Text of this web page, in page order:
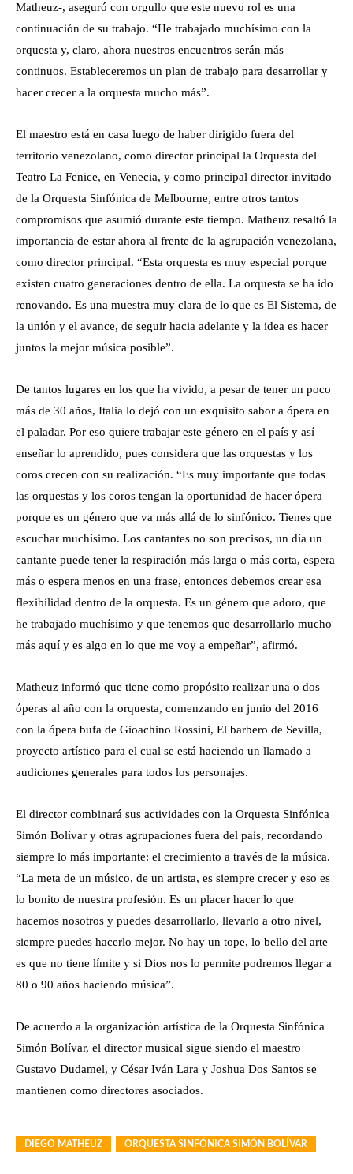
Matheuz-, aseguró con orgullo que este nuevo rol es una
continuación de su trabajo. “He trabajado muchísimo con la
orquesta y, claro, ahora nuestros encuentros serán más
continuos. Estableceremos un plan de trabajo para desarrollar y
hacer crecer a la orquesta mucho más”.
El maestro está en casa luego de haber dirigido fuera del
territorio venezolano, como director principal la Orquesta del
Teatro La Fenice, en Venecia, y como principal director invitado
de la Orquesta Sinfónica de Melbourne, entre otros tantos
compromisos que asumió durante este tiempo. Matheuz resaltó la
importancia de estar ahora al frente de la agrupación venezolana,
como director principal. “Esta orquesta es muy especial porque
existen cuatro generaciones dentro de ella. La orquesta se ha ido
renovando. Es una muestra muy clara de lo que es El Sistema, de
la unión y el avance, de seguir hacia adelante y la idea es hacer
juntos la mejor música posible”.
De tantos lugares en los que ha vivido, a pesar de tener un poco
más de 30 años, Italia lo dejó con un exquisito sabor a ópera en
el paladar. Por eso quiere trabajar este género en el país y así
enseñar lo aprendido, pues considera que las orquestas y los
coros crecen con su realización. “Es muy importante que todas
las orquestas y los coros tengan la oportunidad de hacer ópera
porque es un género que va más allá de lo sinfónico. Tienes que
escuchar muchísimo. Los cantantes no son precisos, un día un
cantante puede tener la respiración más larga o más corta, espera
más o espera menos en una frase, entonces debemos crear esa
flexibilidad dentro de la orquesta. Es un género que adoro, que
he trabajado muchísimo y que tenemos que desarrollarlo mucho
más aquí y es algo en lo que me voy a empeñar”, afirmó.
Matheuz informó que tiene como propósito realizar una o dos
óperas al año con la orquesta, comenzando en junio del 2016
con la ópera bufa de Gioachino Rossini, El barbero de Sevilla,
proyecto artístico para el cual se está haciendo un llamado a
audiciones generales para todos los personajes.
El director combinará sus actividades con la Orquesta Sinfónica
Simón Bolívar y otras agrupaciones fuera del país, recordando
siempre lo más importante: el crecimiento a través de la música.
“La meta de un músico, de un artista, es siempre crecer y eso es
lo bonito de nuestra profesión. Es un placer hacer lo que
hacemos nosotros y puedes desarrollarlo, llevarlo a otro nivel,
siempre puedes hacerlo mejor. No hay un tope, lo bello del arte
es que no tiene límite y si Dios nos lo permite podremos llegar a
80 o 90 años haciendo música”.
De acuerdo a la organización artística de la Orquesta Sinfónica
Simón Bolívar, el director musical sigue siendo el maestro
Gustavo Dudamel, y César Iván Lara y Joshua Dos Santos se
mantienen como directores asociados.
DIEGO MATHEUZ ORQUESTA SINFÓNICA SIMÓN BOLÍVAR